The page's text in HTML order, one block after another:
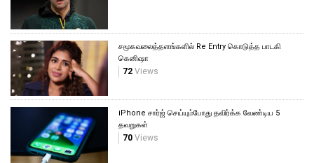
சமூகவலைத்தளங்களில் Re Entry கொடுத்த பாடகி
கெனிஷா
72 Views
iPhone சார்ஜ் செய்யும்போது தவிர்க்க வேண்டிய 5
தவறுகள்
70 Views